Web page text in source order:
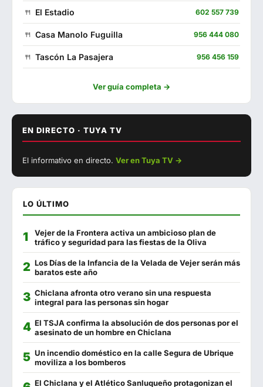
El Estadio 602 557 739
Casa Manolo Fuguilla 956 444 080
Tascón La Pasajera 956 456 159
Malabata 625 293 879
Cervecería Los Tres Hermanos 956 441 280
El Pasaje 956 440 098
Puerta Cai 856 839 144
La Fontanilla 956 441 130
Catalina 744 743 863
Oasis
El Sopa 956 443 690
Camping Faro
El Punto de Encuentro
Ver guía completa →
EN DIRECTO · TUYA TV
EN DIRECTO
El informativo en directo. Ver en Tuya TV →
LO ÚLTIMO
Vejer de la Frontera activa un ambicioso plan de
tráfico y seguridad para las fiestas de la Oliva
Los Días de la Infancia de la Velada de Vejer serán más
baratos este año
Chiclana afronta otro verano sin una respuesta
integral para las personas sin hogar
El TSJA confirma la absolución de dos personas por el
asesinato de un hombre en Chiclana
Un incendio doméstico en la calle Segura de Ubrique
moviliza a los bomberos
El Chiclana y el Atlético Sanluqueño protagonizan el